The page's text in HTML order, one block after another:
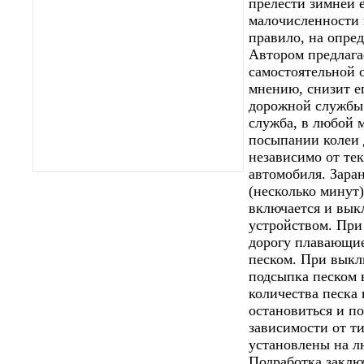
прелести зимней
малочисленности
правило, на
Автором
самостоятельной
мнению, снизит
дорожной
служба, в любой
посыпании
независимо от
автомобиля.
(несколько
включается и
устройством.
дорогу
песком. При
подсыпка песком
количества
остановиться и
зависимости от
установлены на